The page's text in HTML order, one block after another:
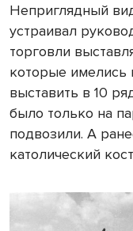
Неприглядный
устраивал
торговли
которые имелись
выставить в 10
было только на
подвозили. А
католический